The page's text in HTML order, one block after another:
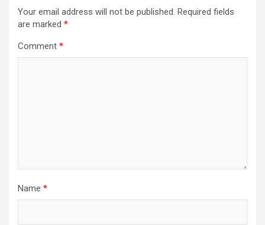
Your email address will not be published. Required fields
are marked *
Comment *
Name *